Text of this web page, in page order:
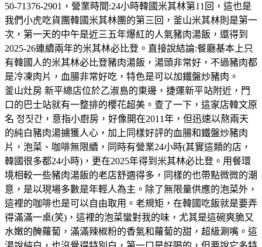
50-71376-2901，營業時間:24小時韓國米其林第11回，這也是
我們小虎吃貨團韓國米其林團的第三回，釜山米其林則是第一
次，第一天的中午是近三五年爆紅的人氣豬肉湯飯，還得到
2025-26連續兩年的米其林必比登。直接說結論:餐廳基本上只
有韓國人的米其林必比登豬肉湯飯，湯頭非常好，不過豬肉都
是冷凍肉片，血腸非常好吃，特色是可以加鐵盤炒豬肉。
釜山灶房 新平總店位於乙淑島的東邊，捷運新平站附近，門
口的巴士站就有一整排的櫻花超美。查了一下，這家店韓文原
名 정짓간，意指小廚房，好像開在2011年，但迅速以熬兩天
的純白豬肉湯擄獲人心，加上同樣好評的血腸和鐵盤炒豬肉
片，泡菜、咖啡無限續，同時有營業24小時(其實這類的店，
韓國很多都24小時)，更在2025年得到米其林必比登。用餐環
境相較一些豬肉湯飯的老店舒適得多，同樣的也帶點微微的潮
意，是以現場多數是年輕人為主。除了無限量供應的泡菜外，
這裡的咖啡也是可以自由取用。老規矩，在韓國吃飯就是要弄
得滿滿一桌(笑)，這裡的泡菜蠻對我的味，尤其是這碗爽脆又
水嫩的醃蘿蔔，滿滿辣椒粉的香氣和蘿蔔的甜，超級涮嘴。這